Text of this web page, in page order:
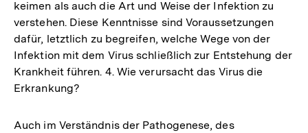
keimen als auch die Art und Weise der Infektion zu
verstehen. Diese Kenntnisse sind Voraussetzungen
dafür, letztlich zu begreifen, welche Wege von der
Infektion mit dem Virus schließlich zur Entstehung der
Krankheit führen. 4. Wie verursacht das Virus die
Erkrankung?
Auch im Verständnis der Pathogenese, des